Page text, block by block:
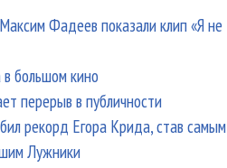
дуэт
Фадеев показали клип «Я не
большом кино
перерыв в публичности
рекорд Егора Крида, став самым
Лужники